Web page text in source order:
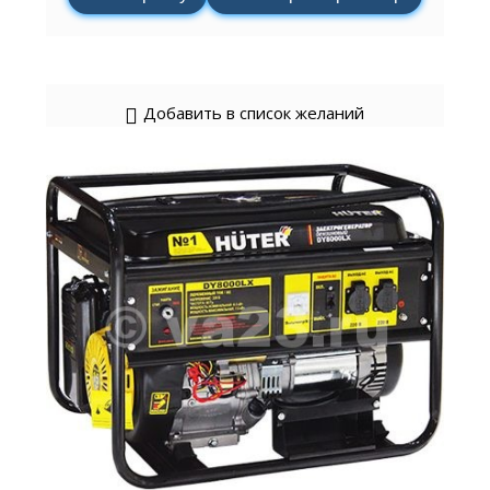
Добавить в список желаний